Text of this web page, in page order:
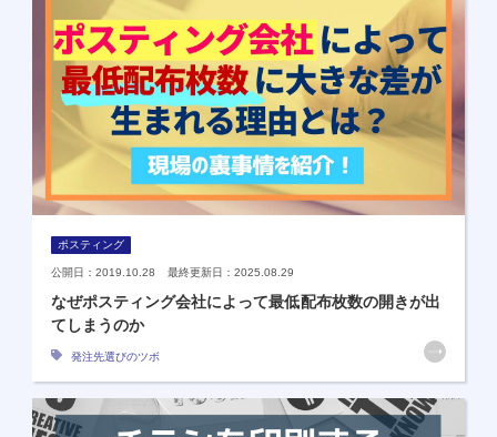
ポスティング
公開日：2019.10.28 最終更新日：2025.08.29
なぜポスティング会社によって最低配布枚数の開きが出
てしまうのか
発注先選びのツボ